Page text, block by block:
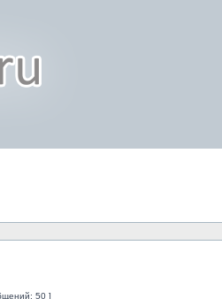
50 ]